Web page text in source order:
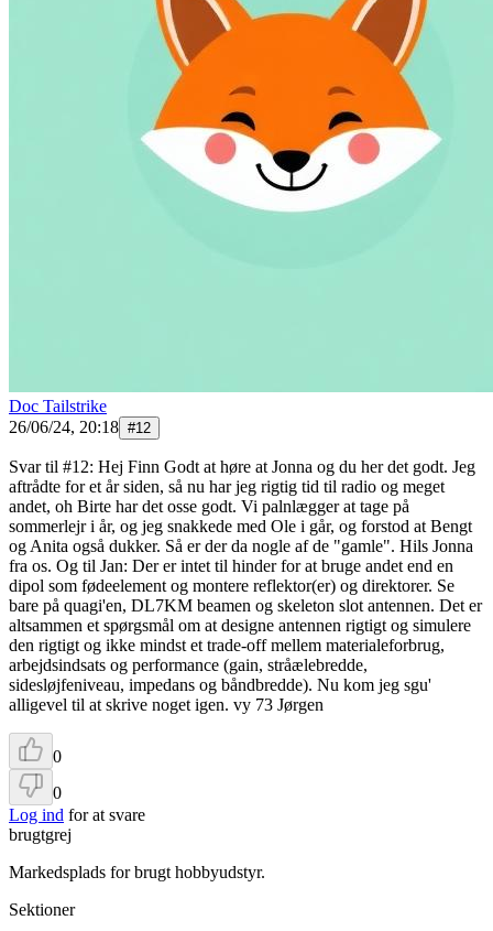
Doc Tailstrike
26/06/24, 20:18 #12
Svar til #12: Hej Finn Godt at høre at Jonna og du her det godt. Jeg
aftrådte for et år siden, så nu har jeg rigtig tid til radio og meget
andet, oh Birte har det osse godt. Vi palnlægger at tage på
sommerlejr i år, og jeg snakkede med Ole i går, og forstod at Bengt
og Anita også dukker. Så er der da nogle af de "gamle". Hils Jonna
fra os. Og til Jan: Der er intet til hinder for at bruge andet end en
dipol som fødeelement og montere reflektor(er) og direktorer. Se
bare på quagi'en, DL7KM beamen og skeleton slot antennen. Det er
altsammen et spørgsmål om at designe antennen rigtigt og simulere
den rigtigt og ikke mindst et trade-off mellem materialeforbrug,
arbejdsindsats og performance (gain, stråælebredde,
sidesløjfeniveau, impedans og båndbredde). Nu kom jeg sgu'
alligevel til at skrive noget igen. vy 73 Jørgen
0
0
Log ind for at svare
brugtgrej
Markedsplads for brugt hobbyudstyr.
Sektioner